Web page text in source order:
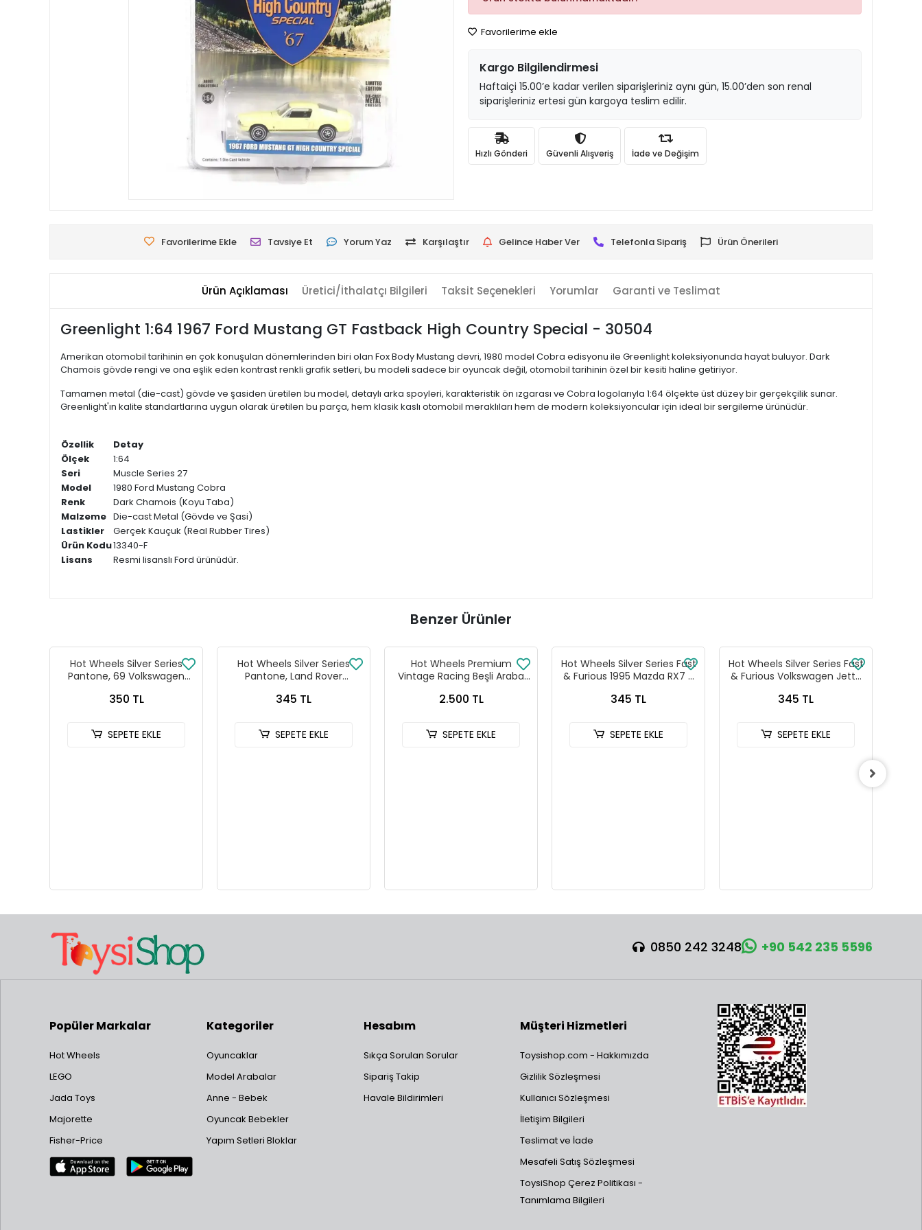
Favorilerime ekle
Kargo Bilgilendirmesi
Haftaiçi 15.00’e kadar verilen siparişleriniz aynı gün, 15.00’den son renal
siparişleriniz ertesi gün kargoya teslim edilir.
Hızlı Gönderi Güvenli Alışveriş İade ve Değişim
Favorilerime Ekle Tavsiye Et Yorum Yaz Karşılaştır Gelince Haber Ver Telefonla Sipariş Ürün Önerileri
Ürün Açıklaması Üretici/İthalatçı Bilgileri Taksit Seçenekleri Yorumlar Garanti ve Teslimat
Greenlight 1:64 1967 Ford Mustang GT Fastback High Country Special - 30504
Amerikan otomobil tarihinin en çok konuşulan dönemlerinden biri olan Fox Body Mustang devri, 1980 model Cobra edisyonu ile Greenlight koleksiyonunda hayat buluyor. Dark
Chamois gövde rengi ve ona eşlik eden kontrast renkli grafik setleri, bu modeli sadece bir oyuncak değil, otomobil tarihinin özel bir kesiti haline getiriyor.
Tamamen metal (die-cast) gövde ve şasiden üretilen bu model, detaylı arka spoyleri, karakteristik ön ızgarası ve Cobra logolarıyla 1:64 ölçekte üst düzey bir gerçekçilik sunar.
Greenlight'ın kalite standartlarına uygun olarak üretilen bu parça, hem klasik kaslı otomobil meraklıları hem de modern koleksiyoncular için ideal bir sergileme ürünüdür.
Özellik
Detay
Ölçek
1:64
Seri
Muscle Series 27
Model
1980 Ford Mustang Cobra
Renk
Dark Chamois (Koyu Taba)
Malzeme Die-cast Metal (Gövde ve Şasi)
Lastikler
Gerçek Kauçuk (Real Rubber Tires)
Ürün Kodu13340-F
Lisans
Resmi lisanslı Ford ürünüdür.
Benzer Ürünler
Hot Wheels Silver Series
Pantone, 69 Volkswagen
350 TL
SEPETE EKLE
Hot Wheels Silver Series
Pantone, Land Rover
345 TL
SEPETE EKLE
Hot Wheels Premium
Vintage Racing Beşli Araba
2.500 TL
SEPETE EKLE
Hot Wheels Silver Series Fast
& Furious 1995 Mazda RX7 -
345 TL
SEPETE EKLE
Hot Wheels Silver Series Fast
& Furious Volkswagen Jetta
345 TL
SEPETE EKLE
0850 242 3248 +90 542 235 5596
Popüler Markalar
Hot Wheels
LEGO
Jada Toys
Majorette
Fisher-Price
Kategoriler
Oyuncaklar
Model Arabalar
Anne - Bebek
Oyuncak Bebekler
Yapım Setleri Bloklar
Hesabım
Sıkça Sorulan Sorular
Sipariş Takip
Havale Bildirimleri
Müşteri Hizmetleri
Toysishop.com - Hakkımızda
Gizlilik Sözleşmesi
Kullanıcı Sözleşmesi
İletişim Bilgileri
Teslimat ve İade
Mesafeli Satış Sözleşmesi
ToysiShop Çerez Politikası -
Tanımlama Bilgileri